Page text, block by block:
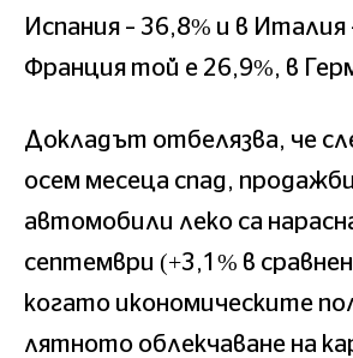
Испания – 36,8% и в Италия
Франция той е 26,9%, в
Докладът отбелязва, че
осем месеца спад,
автомобили леко са
септември (+3,1% в
когато икономическите
лятното облекчаване на